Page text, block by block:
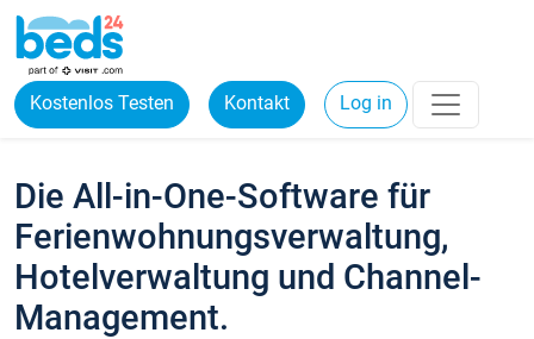
Kostenlos Testen Kontakt Log in
Die All-in-One-Software für
Ferienwohnungsverwaltung,
Hotelverwaltung und Channel-
Management.